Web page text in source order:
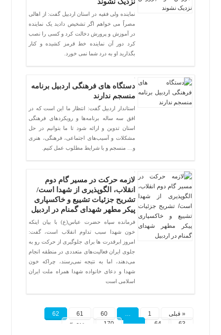
نماینده ولی فقیه در استان اردبیل گفت: از اهالی
مصراً می خواهم اگر تشخیص دادید یک نماینده
در آموزش و پرورش دخالت کرد و کسی را نصب
کرد دور آن نماینده خط قرمز کشیده و کنار
بگذارید او به درد شما نمی خورد.
دستگاه های فرهنگی اردبیل برنامه
منسجم ندارند
استاندار اردبیل گفت: انتظار ما این است که در
افق سه ساله برنامه‌ها و رویکردهای فرهنگی
استان تدوین و ارائه شود تا ما بتوانیم در حل
مشکلات و آسیب‌های اجتماعی، فرهنگی، هنری
و… منسجم و با شرایط مطلوب عمل کنیم.
لازمه حرکت در مسیر گام دوم
انقلاب، الگوپذیری از شهدا است/
تشریح جزئیات تشییع و خاکسپاری
پیکر مطهر شهدای گمنام در اردبیل
فرمانده سپاه حضرت عباس(ع) با بیان اینکه
خون شهدا سبب تداوم انقلاب است، گفت:
امروز ابرقدرت ها برای جلوگیری از حرکت رو به
جلوی ایران فعالیت‌های متعددی در منطقه انجام
می‌دهند، اما به نتیجه نمی‌رسند، چراکه خون
شهدا و دعای خانواده شهدا همراه ملت ایران
اسلامی است
« قبلی 1
…
60
61
62
63
64
…
170 بعدی »